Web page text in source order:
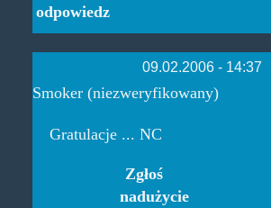
odpowiedz
09.02.2006 - 14:37
Smoker (niezweryfikowany)
Gratulacje ... NC
Zgłoś
nadużycie